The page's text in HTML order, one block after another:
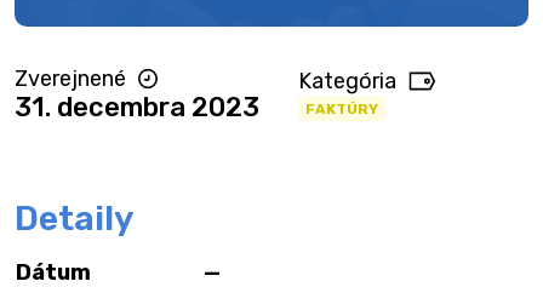
Zverejnené
31. decembra 2023
Kategória
FAKTÚRY
Detaily
Dátum
—